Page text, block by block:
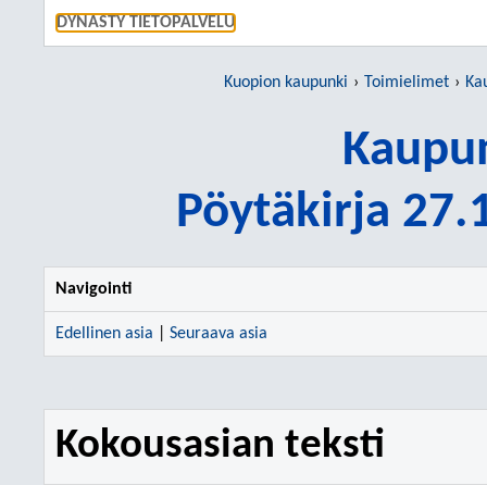
DYNASTY TIETOPALVELU
Kuopion kaupunki Toimielimet
Pöytäkirja
Navigointi
Edellinen asia Seuraava asia
Kokousasian teksti